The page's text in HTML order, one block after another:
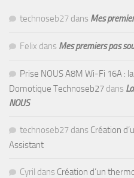
technoseb27 dans Mes
Felix dans Mes premiers pas
Prise NOUS A8M Wi-Fi 16A :
Domotique Technoseb27 dans
NOUS
technoseb27 dans Création
Assistant
Cyril dans Création d’un